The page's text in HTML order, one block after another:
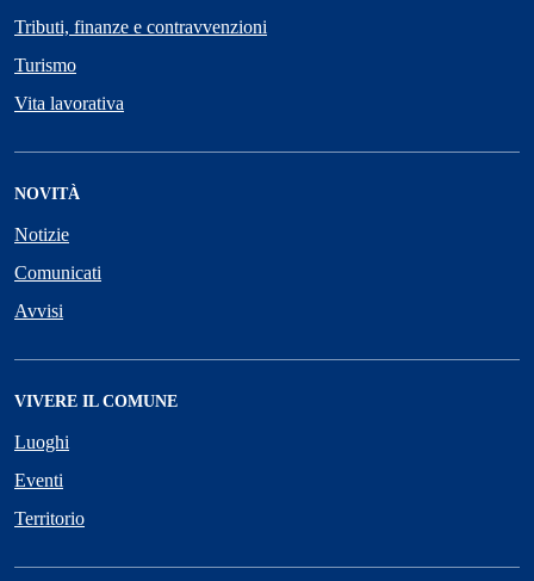
Tributi, finanze e contravvenzioni
Turismo
Vita lavorativa
NOVITÀ
Notizie
Comunicati
Avvisi
VIVERE IL COMUNE
Luoghi
Eventi
Territorio